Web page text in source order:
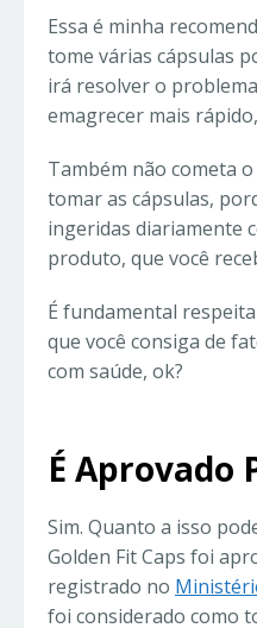
Essa é minha
tome várias cápsulas
irá resolver o
emagrecer mais
Também não cometa
tomar as cápsulas,
ingeridas diariamente
produto, que você
É fundamental
que você consiga de
com saúde, ok?
É Aprovado
Sim. Quanto a isso
Golden Fit Caps foi
registrado no
foi considerado como